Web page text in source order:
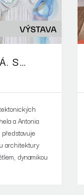
S
a Antonia
architektury
dynamikou